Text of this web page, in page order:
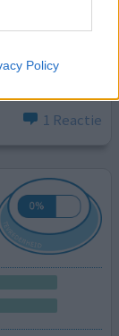
Policy
moest ik
dit had geen
1 Reactie